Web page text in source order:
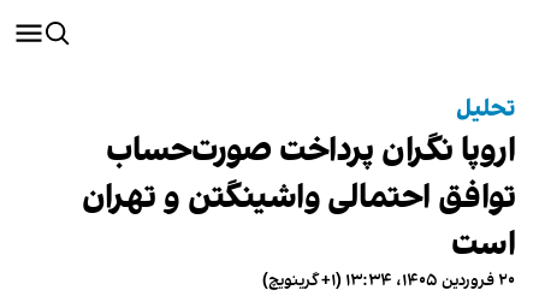
تحلیل
اروپا نگران پرداخت صورت‌حساب
توافق احتمالی واشینگتن و تهران
است
۲۰ فروردین ۱۴۰۵، ۱۳:۳۴ (‎+۱ گرینویچ)